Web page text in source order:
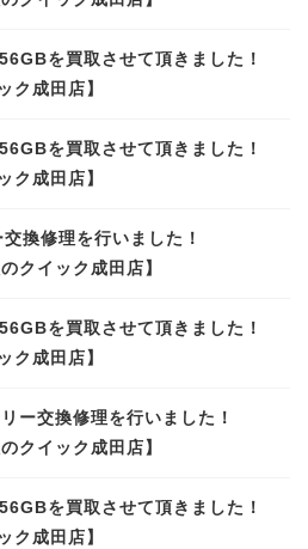
を買取させて頂きました！
ク成田店】
を買取させて頂きました！
ク成田店】
換修理を行いました！
クイック成田店】
を買取させて頂きました！
ク成田店】
ー交換修理を行いました！
クイック成田店】
を買取させて頂きました！
ク成田店】